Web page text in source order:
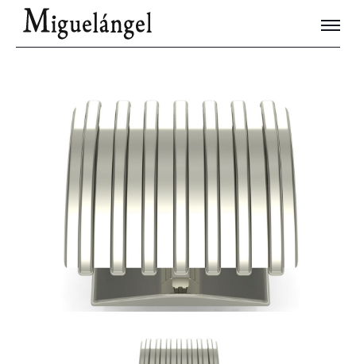
Joyas Únicas
Blog
Contacto